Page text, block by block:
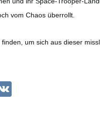
vom Chaos überrollt.
um sich aus dieser